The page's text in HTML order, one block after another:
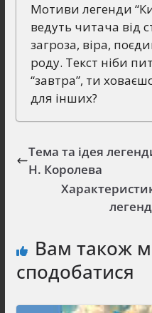
Мотиви легенди
ведуть читача від
загроза, віра,
роду. Текст ніби
“завтра”, ти
для інших?
Тема та ідея
Н. Королева
Вам також
сподобатися